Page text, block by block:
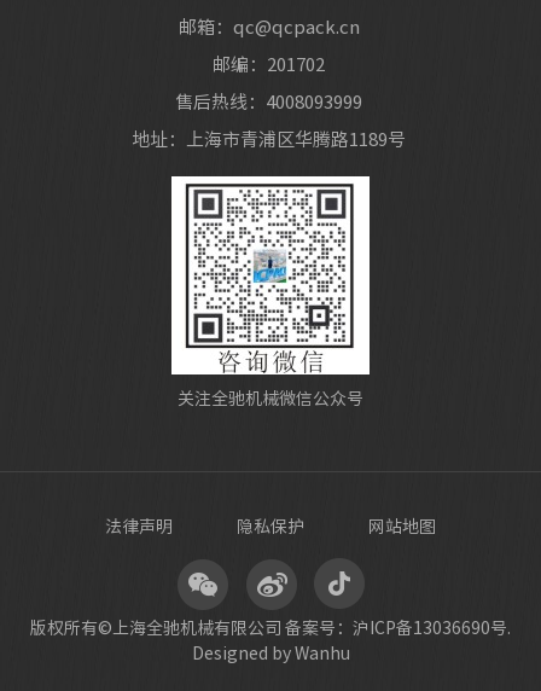
邮箱：qc@qcpack.cn
邮编：201702
售后热线：4008093999
地址：上海市青浦区华腾路1189号
关注全驰机械微信公众号
法律声明 隐私保护 网站地图
版权所有©上海全驰机械有限公司 备案号：沪ICP备13036690号.
Designed by Wanhu